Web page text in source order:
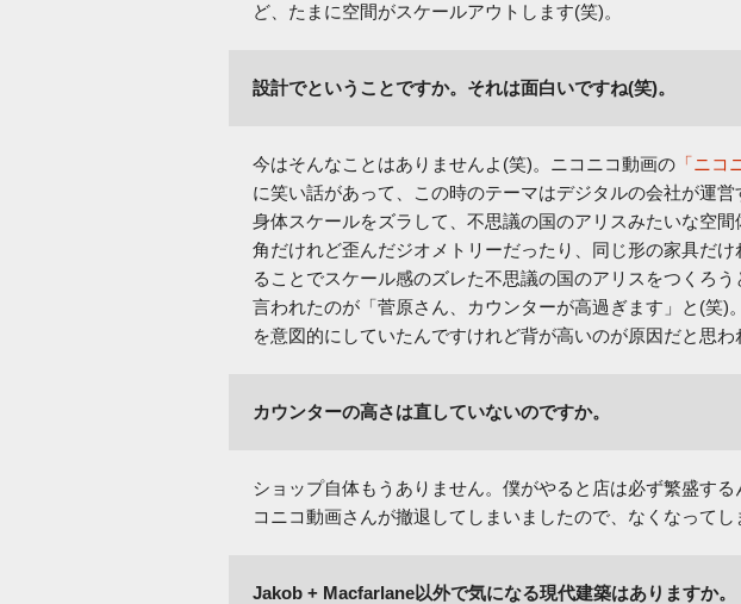
ど、たまに空間がスケールアウトします(笑)。
設計でということですか。それは面白いですね(笑)。
今はそんなことはありませんよ(笑)。ニコニコ動画の 「ニコ
に笑い話があって、この時のテーマはデジタルの会社が運
身体スケールをズラして、不思議の国のアリスみたいな空
角だけれど歪んだジオメトリーだったり、同じ形の家具だ
ることでスケール感のズレた不思議の国のアリスをつくろ
言われたのが「菅原さん、カウンターが高過ぎます」と(笑)
を意図的にしていたんですけれど背が高いのが原因だと思わ
カウンターの高さは直していないのですか。
ショップ自体もうありません。僕がやると店は必ず繁盛す
コニコ動画さんが撤退してしまいましたので、なくなってし
Jakob + Macfarlane以外で気になる現代建築はありますか。